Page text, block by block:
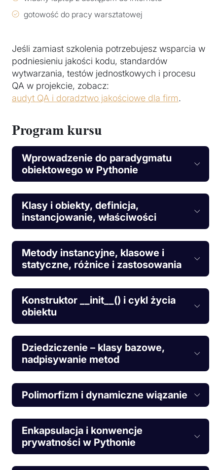
gotowość do pracy warsztatowej
Jeśli zamiast szkolenia potrzebujesz wsparcia w
podniesieniu jakości kodu, standardów
wytwarzania, testów jednostkowych i procesu
QA w projekcie, zobacz:
audyt QA i doradztwo jakościowe dla firm.
Program kursu
Wprowadzenie do paradygmatu
obiektowego w Pythonie
Klasy i obiekty, definicja,
instancjowanie, właściwości
Metody instancyjne, klasowe i
statyczne, różnice i zastosowania
Konstruktor __init__() i cykl życia
obiektu
Dziedziczenie – klasy bazowe,
nadpisywanie metod
Polimorfizm i dynamiczne wiązanie
Enkapsulacja i konwencje
prywatności w Pythonie